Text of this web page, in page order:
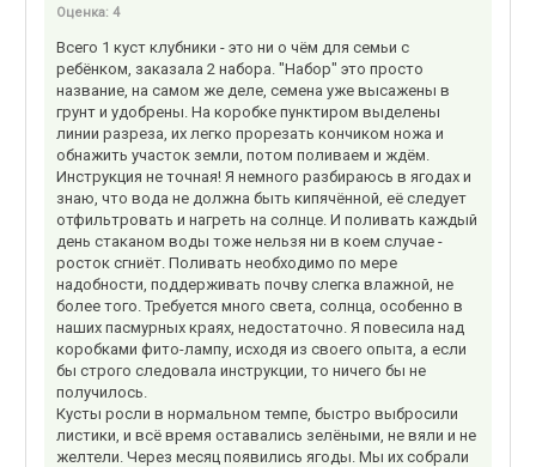
Оценка: 4
Всего 1 куст клубники - это ни о чём для семьи с
ребёнком, заказала 2 набора. "Набор" это просто
название, на самом же деле, семена уже высажены в
грунт и удобрены. На коробке пунктиром выделены
линии разреза, их легко прорезать кончиком ножа и
обнажить участок земли, потом поливаем и ждём.
Инструкция не точная! Я немного разбираюсь в ягодах и
знаю, что вода не должна быть кипячённой, её следует
отфильтровать и нагреть на солнце. И поливать каждый
день стаканом воды тоже нельзя ни в коем случае -
росток сгниёт. Поливать необходимо по мере
надобности, поддерживать почву слегка влажной, не
более того. Требуется много света, солнца, особенно в
наших пасмурных краях, недостаточно. Я повесила над
коробками фито-лампу, исходя из своего опыта, а если
бы строго следовала инструкции, то ничего бы не
получилось.
Кусты росли в нормальном темпе, быстро выбросили
листики, и всё время оставались зелёными, не вяли и не
желтели. Через месяц появились ягоды. Мы их собрали